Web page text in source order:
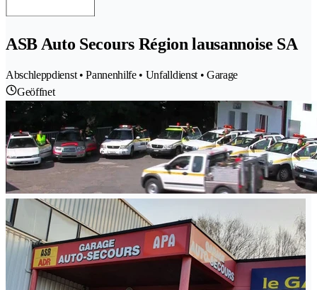
ASB Auto Secours Région lausannoise SA
Abschleppdienst • Pannenhilfe • Unfalldienst • Garage
Geöffnet